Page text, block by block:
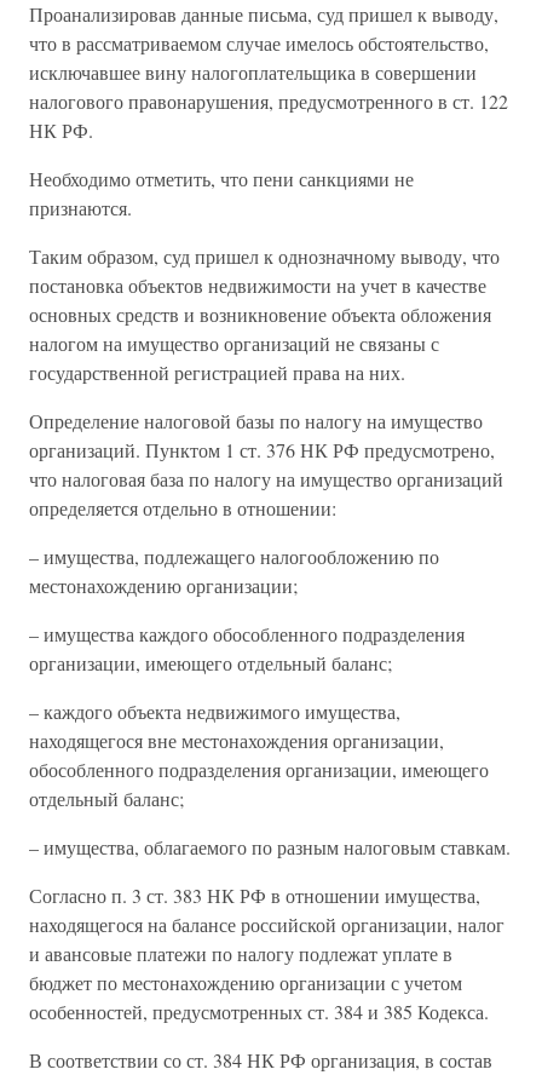
Проанализировав данные письма, суд пришел к выводу,
что в рассматриваемом случае имелось обстоятельство,
исключавшее вину налогоплательщика в совершении
налогового правонарушения, предусмотренного в ст. 122
НК РФ.
Необходимо отметить, что пени санкциями не
признаются.
Таким образом, суд пришел к однозначному выводу, что
постановка объектов недвижимости на учет в качестве
основных средств и возникновение объекта обложения
налогом на имущество организаций не связаны с
государственной регистрацией права на них.
Определение налоговой базы по налогу на имущество
организаций. Пунктом 1 ст. 376 НК РФ предусмотрено,
что налоговая база по налогу на имущество организаций
определяется отдельно в отношении:
– имущества, подлежащего налогообложению по
местонахождению организации;
– имущества каждого обособленного подразделения
организации, имеющего отдельный баланс;
– каждого объекта недвижимого имущества,
находящегося вне местонахождения организации,
обособленного подразделения организации, имеющего
отдельный баланс;
– имущества, облагаемого по разным налоговым ставкам.
Согласно п. 3 ст. 383 НК РФ в отношении имущества,
находящегося на балансе российской организации, налог
и авансовые платежи по налогу подлежат уплате в
бюджет по местонахождению организации с учетом
особенностей, предусмотренных ст. 384 и 385 Кодекса.
В соответствии со ст. 384 НК РФ организация, в состав